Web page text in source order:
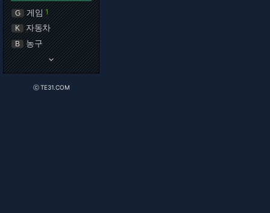
G 게임 1
K 자동차
B 농구
keyboard_arrow_down
ⓒ TE31.COM